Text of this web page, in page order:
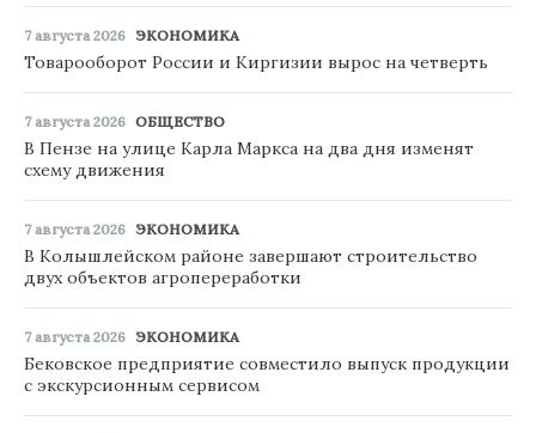
7 августа 2026 ЭКОНОМИКА
Товарооборот России и Киргизии вырос на четверть
7 августа 2026 ОБЩЕСТВО
В Пензе на улице Карла Маркса на два дня изменят
схему движения
7 августа 2026 ЭКОНОМИКА
В Колышлейском районе завершают строительство
двух объектов агропереработки
7 августа 2026 ЭКОНОМИКА
Бековское предприятие совместило выпуск продукции
с экскурсионным сервисом